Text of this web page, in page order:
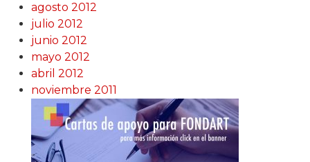
agosto 2012
julio 2012
junio 2012
mayo 2012
abril 2012
noviembre 2011